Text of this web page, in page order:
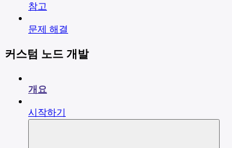
참고
문제 해결
커스텀 노드 개발
개요
시작하기